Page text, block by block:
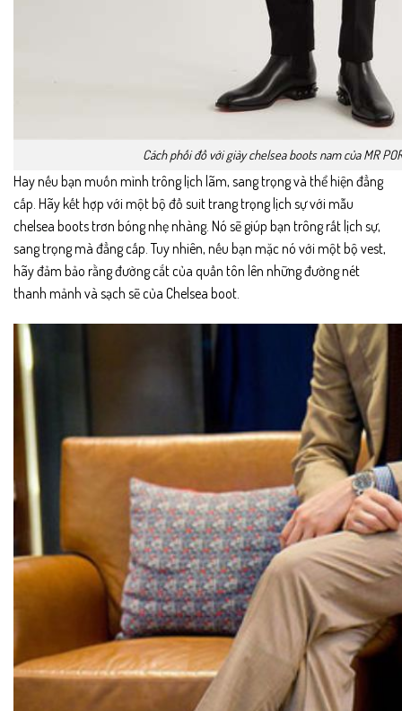
Cách phối đồ với giày chelsea boots nam của MR
Hay nếu bạn muốn mình trông lịch lãm, sang trọng và thể hiện đẳng
cấp. Hãy kết hợp với một bộ đồ suit trang trọng lịch sự với mẫu
chelsea boots trơn bóng nhẹ nhàng. Nó sẽ giúp bạn trông rất lịch sự,
sang trọng mà đẳng cấp. Tuy nhiên, nếu bạn mặc nó với một bộ vest,
hãy đảm bảo rằng đường cắt của quần tôn lên những đường nét
thanh mảnh và sạch sẽ của Chelsea boot.